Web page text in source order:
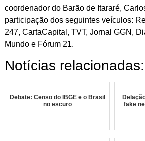
coordenador do Barão de Itararé,
participação dos seguintes veículos:
247, CartaCapital, TVT, Jornal GGN,
Mundo e Fórum 21.
Notícias relacionadas:
Debate: Censo do IBGE e o Brasil
no escuro
fake